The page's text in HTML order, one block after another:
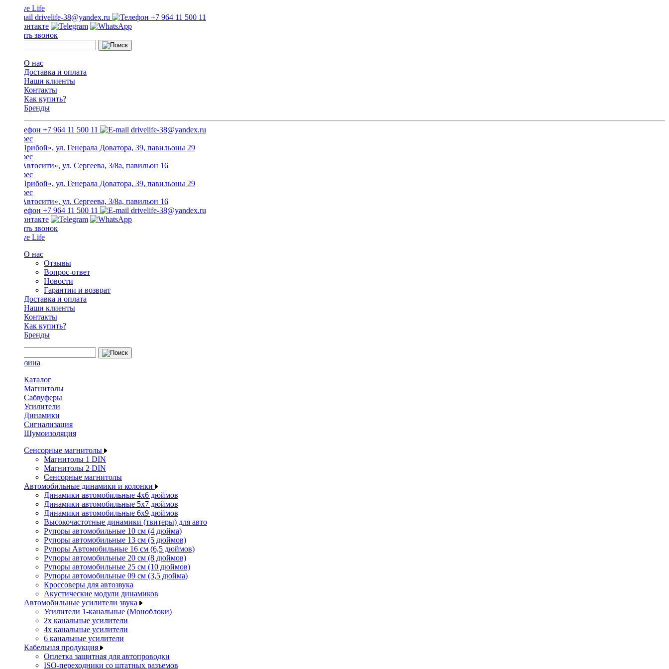
drivelife-38@yandex.ru +7 964 11 500 11
Заказать звонок
О нас
Доставка и оплата
Наши клиенты
Контакты
Как купить?
Бренды
+7 964 11 500 11 drivelife-38@yandex.ru
ТЦ «Прибой», ул. Генерала Доватора, 39, павильоны 29
ТЦ «Автосити», ул. Сергеева, 3/8а, павильон 16
ТЦ «Прибой», ул. Генерала Доватора, 39, павильоны 29
ТЦ «Автосити», ул. Сергеева, 3/8а, павильон 16
+7 964 11 500 11
drivelife-38@yandex.ru
Заказать звонок
О нас
Отзывы
Вопрос-ответ
Новости
Гарантии и возврат
Доставка и оплата
Наши клиенты
Контакты
Как купить?
Бренды
Каталог
Магнитолы
Сабвуферы
Усилители
Динамики
Сигнализация
Шумоизоляция
Сенсорные магнитолы
Магнитолы 1 DIN
Магнитолы 2 DIN
Сенсорные магнитолы
Автомобильные динамики и колонки
Динамики автомобильные 4x6 дюймов
Динамики автомобильные 5x7 дюймов
Динамики автомобильные 6x9 дюймов
Высокочастотные динамики (твитеры) для авто
Рупоры автомобильные 10 см (4 дюйма)
Рупоры автомобильные 13 см (5 дюймов)
Рупоры Автомобильные 16 см (6,5 дюймов)
Рупоры автомобильные 20 см (8 дюймов)
Рупоры автомобильные 25 см (10 дюймов)
Рупоры автомобильные 09 см (3,5 дюйма)
Кроссоверы для автозвука
Акустические модули динамиков
Автомобильные усилители звука
Усилители 1-канальные (Моноблоки)
2х канальные усилители
4х канальные усилители
6 канальные усилители
Кабельная продукция
Оплетка защитная для автопроводки
ISO-переходники со штатных разъемов